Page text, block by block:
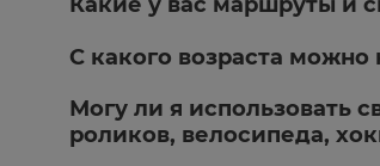
С какого возраста можно
Могу ли я использовать
роликов, велосипеда,